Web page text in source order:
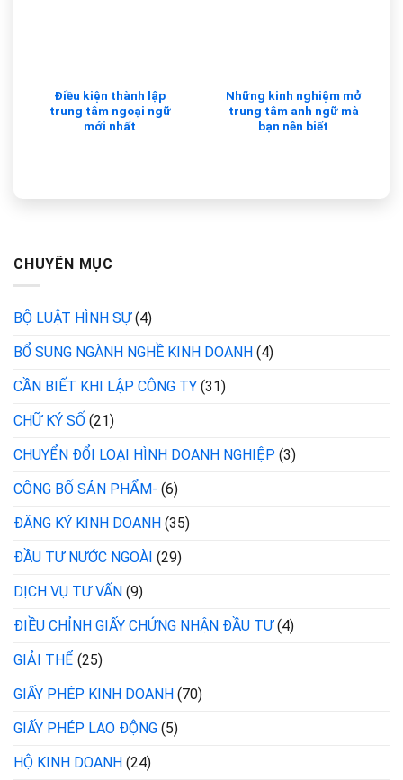
Điều kiện thành lập
trung tâm ngoại ngữ
mới nhất
Những kinh nghiệm mở
trung tâm anh ngữ mà
bạn nên biết
CHUYÊN MỤC
BỘ LUẬT HÌNH SỰ(4)
BỔ SUNG NGÀNH NGHỀ KINH DOANH (4)
CẦN BIẾT KHI LẬP CÔNG TY (31)
CHỮ KÝ SỐ (21)
CHUYỂN ĐỔI LOẠI HÌNH DOANH NGHIỆP (3)
CÔNG BỐ SẢN PHẨM- (6)
ĐĂNG KÝ KINH DOANH (35)
ĐẦU TƯ NƯỚC NGOÀI (29)
DỊCH VỤ TƯ VẤN (9)
ĐIỀU CHỈNH GIẤY CHỨNG NHẬN ĐẦU TƯ(4)
GIẢI THỂ (25)
GIẤY PHÉP KINH DOANH (70)
GIẤY PHÉP LAO ĐỘNG (5)
HỘ KINH DOANH (24)